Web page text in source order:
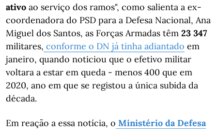
ativo ao serviço dos ramos", como salienta a ex-
coordenadora do PSD para a Defesa Nacional, Ana
Miguel dos Santos, as Forças Armadas têm 23 347
militares, conforme o DN já tinha adiantado em
janeiro, quando noticiou que o efetivo militar
voltara a estar em queda - menos 400 que em
2020, ano em que se registou a única subida da
década.
Em reação a essa notícia, o Ministério da Defesa